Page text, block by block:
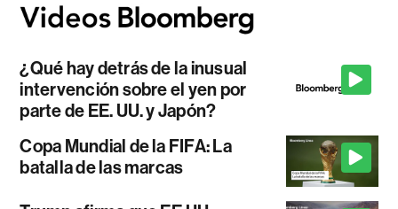
¿Qué hay detrás de la inusual
intervención sobre el yen por
parte de EE. UU. y Japón?
Copa Mundial de la FIFA: La
batalla de las marcas